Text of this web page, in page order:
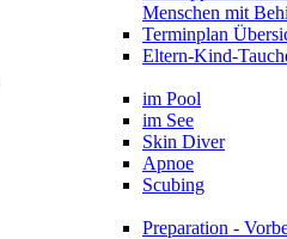
Menschen mit
Terminplan
Eltern-Kind-
im Pool
im See
Skin Diver
Apnoe
Scubing
Preparation -